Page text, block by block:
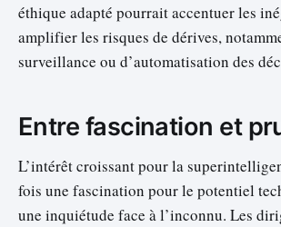
éthique adapté pourrait accentuer les
amplifier les risques de dérives,
surveillance ou d’automatisation des
Entre fascination et
L’intérêt croissant pour la
fois une fascination pour le potentiel
une inquiétude face à l’inconnu. Les